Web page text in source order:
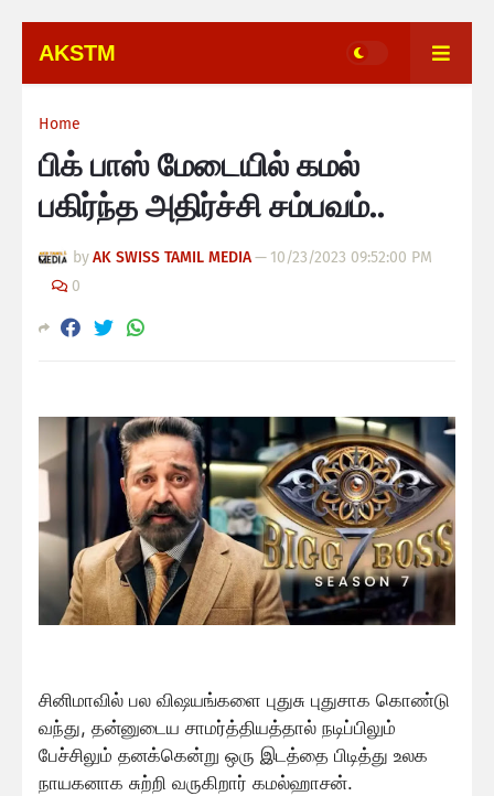
AKSTM
Home
பிக் பாஸ் மேடையில் கமல்
பகிர்ந்த அதிர்ச்சி சம்பவம்..
byAK SWISS TAMIL MEDIA— 10/23/2023 09:52:00 PM
0
சினிமாவில் பல விஷயங்களை புதுசு புதுசாக கொண்டு
வந்து, தன்னுடைய சாமர்த்தியத்தால் நடிப்பிலும்
பேச்சிலும் தனக்கென்று ஒரு இடத்தை பிடித்து உலக
நாயகனாக சுற்றி வருகிறார் கமல்ஹாசன்.